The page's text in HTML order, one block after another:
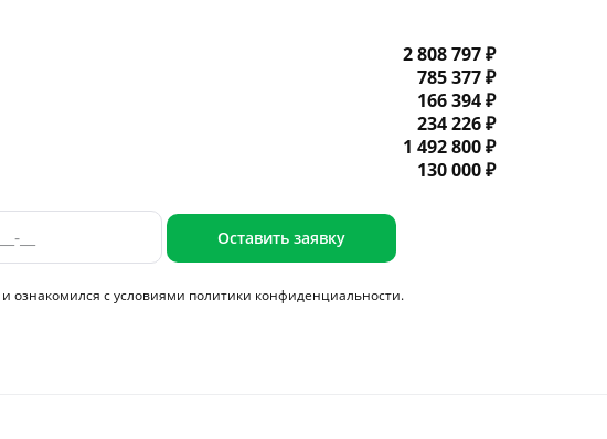
2 808 797 ₽
785 377 ₽
166 394 ₽
234 226 ₽
1 492 800 ₽
130 000 ₽
Оставить заявку
и ознакомился с условиями политики конфиденциальности.